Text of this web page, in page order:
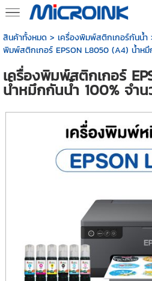
สินค้าทั้งหมด> เครื่องพิมพ์สติกเกอร์กันน้ำ
พิมพ์สติกเกอร์ EPSON L8050 (A4) น้ำห
เครื่องพิมพ์สติกเกอร์
น้ำหมึกกันน้ำ 100% จำ